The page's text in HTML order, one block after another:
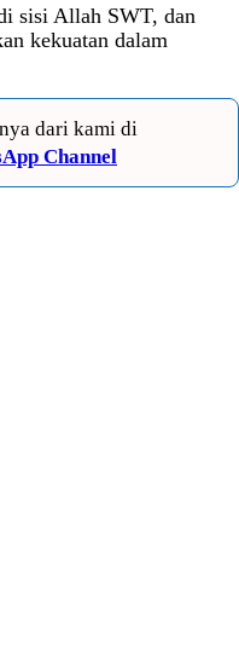
sisi Allah SWT, dan
kekuatan dalam
dari kami di
Channel